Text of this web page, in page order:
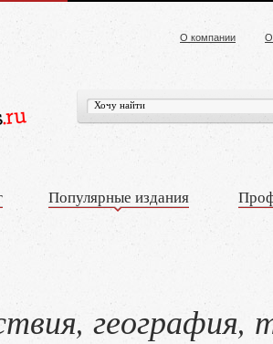
О компании
Популярные издания
география,